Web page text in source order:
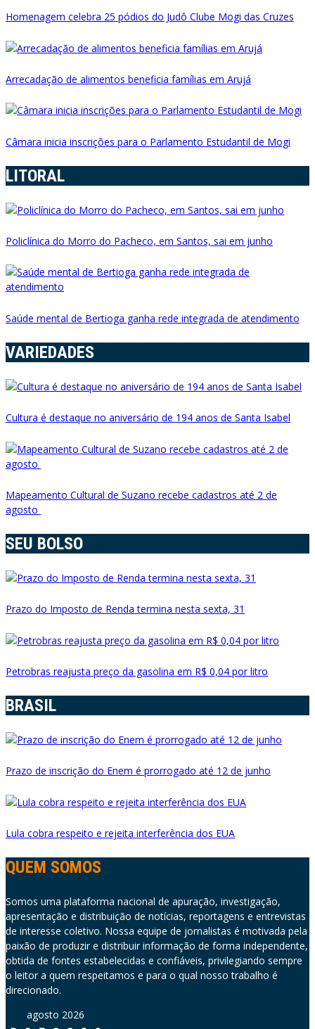
Homenagem celebra 25 pódios do Judô Clube Mogi das Cruzes
Arrecadação de alimentos beneficia famílias em Arujá
Câmara inicia inscrições para o Parlamento Estudantil de Mogi
LITORAL
Policlínica do Morro do Pacheco, em Santos, sai em junho
Saúde mental de Bertioga ganha rede integrada de atendimento
VARIEDADES
Cultura é destaque no aniversário de 194 anos de Santa Isabel
Mapeamento Cultural de Suzano recebe cadastros até 2 de
agosto
SEU BOLSO
Prazo do Imposto de Renda termina nesta sexta, 31
Petrobras reajusta preço da gasolina em R$ 0,04 por litro
BRASIL
Prazo de inscrição do Enem é prorrogado até 12 de junho
Lula cobra respeito e rejeita interferência dos EUA
QUEM SOMOS
Somos uma plataforma nacional de apuração, investigação,
apresentação e distribuição de notícias, reportagens e entrevistas
de interesse coletivo. Nossa equipe de jornalistas é motivada pela
paixão de produzir e distribuir informação de forma independente,
obtida de fontes estabelecidas e confiáveis, privilegiando sempre
o leitor a quem respeitamos e para o qual nosso trabalho é
direcionado.
agosto 2026